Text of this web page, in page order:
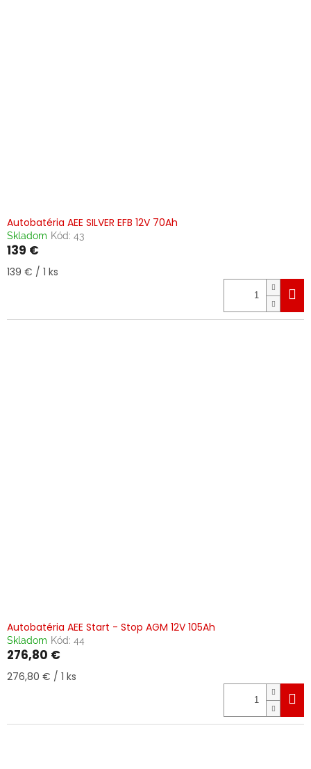
Autobatéria AEE SILVER EFB 12V 70Ah
Skladom Kód: 43
139 €
Jednotková
139 € / 1 ks
Autobatéria AEE Start - Stop AGM 12V 105Ah
Skladom Kód: 44
276,80 €
Jednotková
276,80 € / 1 ks